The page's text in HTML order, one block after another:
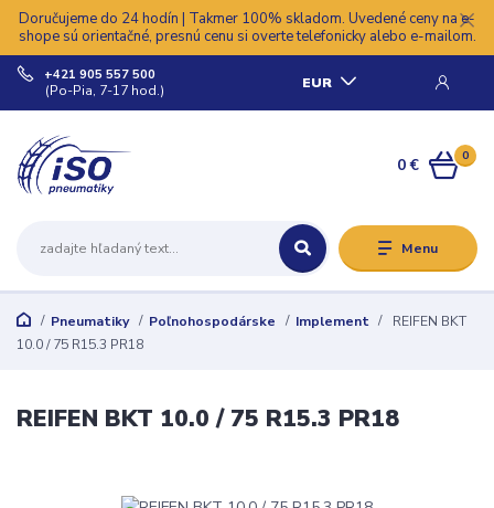
Doručujeme do 24 hodín | Takmer 100% skladom. Uvedené ceny na e-
shope sú orientačné, presnú cenu si overte telefonicky alebo e-mailom.
Menu
EUR
+421 905 557 500
(Po-Pia, 7-17 hod.)
0
0 €
Pneumatiky Poľnohospodárske Implement
REIFEN BKT
10.0 / 75 R15.3 PR18
REIFEN BKT 10.0 / 75 R15.3 PR18